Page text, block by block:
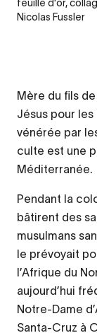
feuille d'or,
Nicolas Fussler
Mère du fils
Jésus pour les
vénérée par
culte est une
Méditerranée.
Pendant la
bâtirent des
musulmans
le prévoyait
l’Afrique du
aujourd’hui
Notre-Dame
Santa-Cruz à